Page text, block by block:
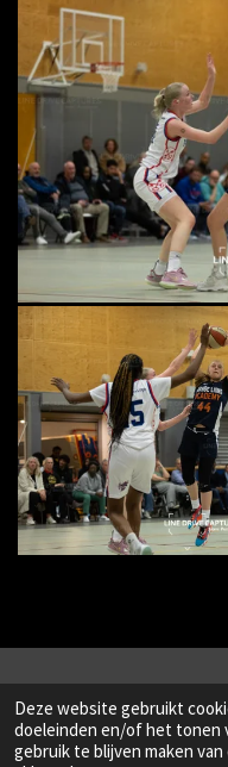
Deze website gebruikt
doeleinden en/of het tonen
gebruik te blijven maken
© 2026 Line Drive Captures
Powered by JouwWeb